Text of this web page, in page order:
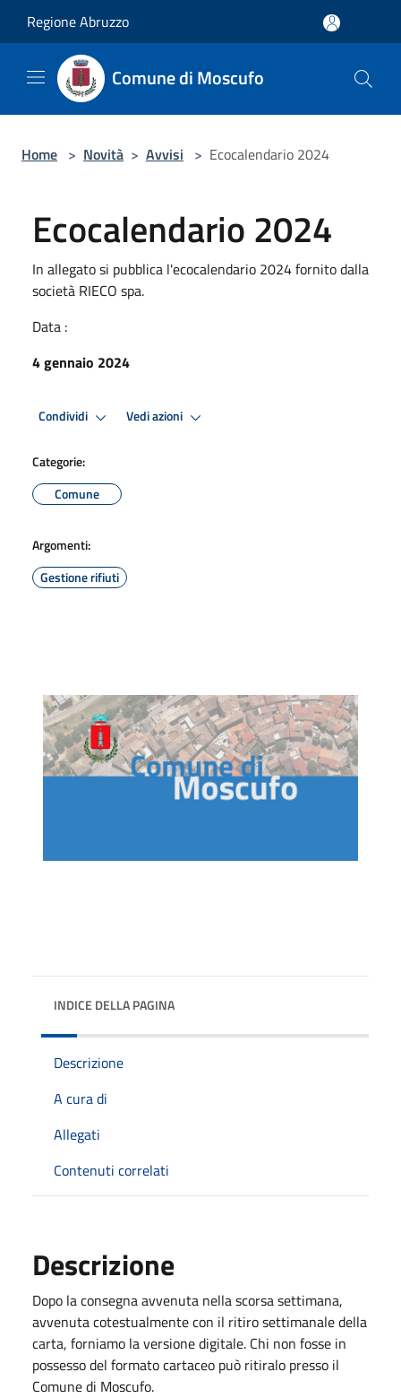
Regione Abruzzo
Comune di Moscufo
Home > Novità > Avvisi > Ecocalendario 2024
Ecocalendario 2024
In allegato si pubblica l'ecocalendario 2024 fornito dalla
società RIECO spa.
Data :
4 gennaio 2024
Condividi Vedi azioni
Categorie:
Comune
Argomenti:
Gestione rifiuti
INDICE DELLA PAGINA
Descrizione
A cura di
Allegati
Contenuti correlati
Descrizione
Dopo la consegna avvenuta nella scorsa settimana,
avvenuta cotestualmente con il ritiro settimanale della
carta, forniamo la versione digitale. Chi non fosse in
possesso del formato cartaceo può ritiralo presso il
Comune di Moscufo.